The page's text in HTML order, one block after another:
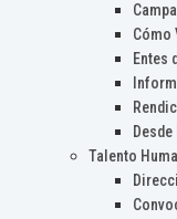
Cómo
Entes
Talento